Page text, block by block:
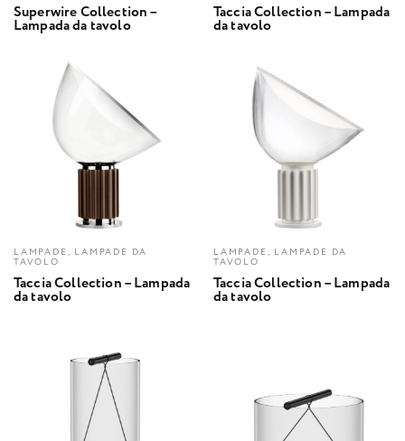
Superwire Collection –
Lampada da tavolo
Taccia Collection – Lampada
da tavolo
LAMPADE, LAMPADE DA
TAVOLO
Taccia Collection – Lampada
da tavolo
LAMPADE, LAMPADE DA
TAVOLO
Taccia Collection – Lampada
da tavolo